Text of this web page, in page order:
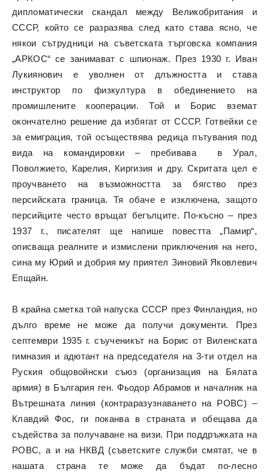
дипломатически скандал между Великобритания и
СССР, който се разразява след като става ясно, че
някои сътрудници на съветската търговска компания
„АРКОС“ се занимават с шпионаж. През 1930 г. Иван
Лукиянович е уволнен от длъжността и става
инструктор по физкултура в обединението на
промишлените кооперации. Той и Борис вземат
окончателно решение да избягат от СССР. Готвейки се
за емиграция, той осъществява редица пътувания под
вида на командировки – пребивава в Урал,
Поволжието, Карелия, Киргизия и дру. Скритата цел е
проучването на възможността за бягство през
персийската граница. Тя обаче е изключена, защото
персийците често връщат бегълците. По-късно – през
1937 г., писателят ще напише повестта „Памир“,
описваща реалните и измислени приключения на него,
сина му Юрий и добрия му приятел Зиновий Яковлевич
Епщайн.
В крайна сметка той напуска СССР през Финландия, но
дълго време не може да получи документи. През
септември 1935 г. съученикът на Борис от Виленската
гимназия и адютант на председателя на 3-ти отдел на
Руския общовойнски съюз (организация на Бялата
армия) в България ген. Фьодор Абрамов и началник на
Вътрешната линия (контраразузнаването на РОВС) –
Клавдий Фос, ги поканва в страната и обещава да
съдейства за получаване на визи. При поддръжката на
РОВС, а и на НКВД (съветските служби смятат, че в
нашата страна те може да бъдат по-лесно